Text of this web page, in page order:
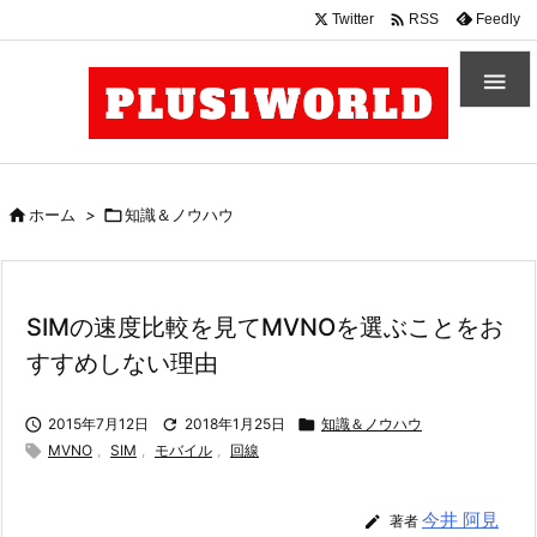

Twitter  RSS Feedly
ホーム > 知識＆ノウハウ
SIMの速度比較を見てMVNOを選ぶことをお
すすめしない理由
 2015年7月12日  2018年1月25日  知識＆ノウハウ
 MVNO , SIM , モバイル , 回線
 著者 今井 阿見